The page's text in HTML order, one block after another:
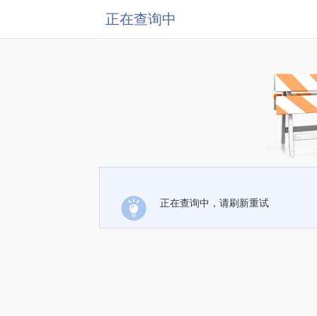
正在查询中
正在查询中，请刷新重试